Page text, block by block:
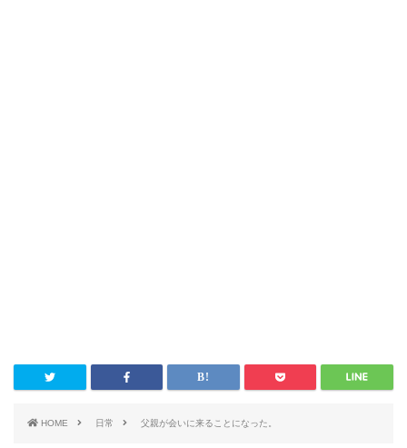
HOME 日常 父親が会いに来ることになった。